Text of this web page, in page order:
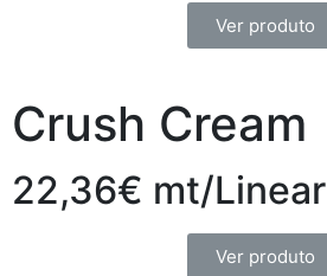
Ver produto
Crush Cream
22,36€ mt/Linear
Ver produto